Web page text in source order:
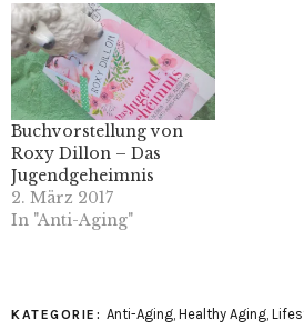
Buchvorstellung von
Roxy Dillon – Das
Jugendgeheimnis
2. März 2017
In "Anti-Aging"
KATEGORIE: Anti-Aging, Healthy Aging,